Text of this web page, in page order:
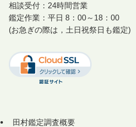
相談受付：24時間営業
鑑定作業：平日 8：00～18：00
(お急ぎの際は，土日祝祭日も鑑定)
田村鑑定調査概要